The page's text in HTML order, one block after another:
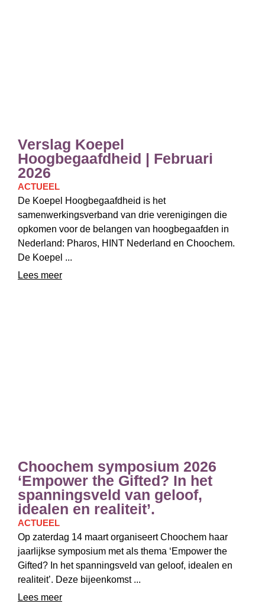
ACTUEEL
Verslag Koepel
Hoogbegaafdheid | Februari
2026
De Koepel Hoogbegaafdheid is het
samenwerkingsverband van drie verenigingen die
opkomen voor de belangen van hoogbegaafden in
Nederland: Pharos, HINT Nederland en Choochem.
De Koepel ...
Lees meer
ACTUEEL
Choochem symposium 2026
‘Empower the Gifted? In het
spanningsveld van geloof,
idealen en realiteit’.
Op zaterdag 14 maart organiseert Choochem haar
jaarlijkse symposium met als thema ‘Empower the
Gifted? In het spanningsveld van geloof, idealen en
realiteit’. Deze bijeenkomst ...
Lees meer